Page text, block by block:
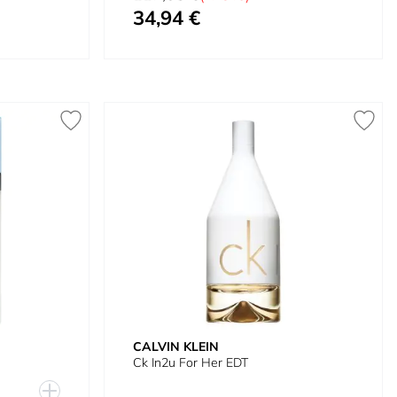
Preço Especial
34,94 €
CALVIN KLEIN
Ck In2u For Her EDT